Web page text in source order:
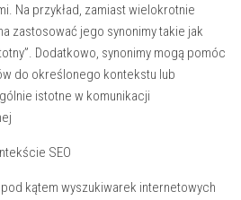
Na przykład, zamiast wielokrotnie
zastosować jego synonimy takie jak
Dodatkowo, synonimy mogą pomóc
do określonego kontekstu lub
istotne w komunikacji
SEO
kątem wyszukiwarek internetowych